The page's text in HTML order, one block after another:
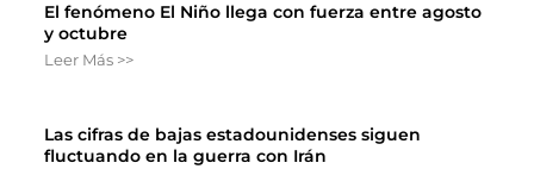
El fenómeno El Niño llega con fuerza entre agosto
y octubre
Leer Más >>
Las cifras de bajas estadounidenses siguen
fluctuando en la guerra con Irán